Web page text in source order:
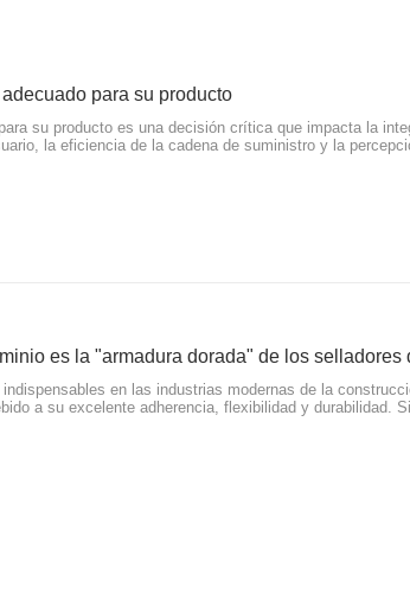
para su producto
su producto es una decisión crítica que impacta la
la eficiencia de la cadena de suministro y la
en las industrias modernas de la
a su excelente adherencia, flexibilidad y durabilidad.